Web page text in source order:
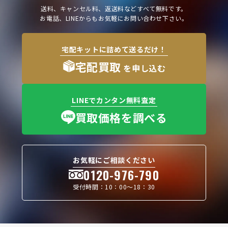
送料、キャンセル料、返送料などすべて無料です。
お電話、LINEからもお気軽にお問い合わせ下さい。
宅配キットに詰めて送るだけ！
宅配買取 を申し込む
LINEでカンタン無料査定
買取価格を調べる
お気軽にご相談ください
0120-976-790
受付時間：10：00〜18：30